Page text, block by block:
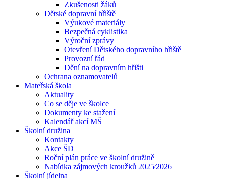
Zkušenosti žáků
Dětské dopravní hřiště
Výukové materiály
Bezpečná cyklistika
Výroční zprávy
Otevření Dětského dopravního hřiště
Provozní řád
Dění na dopravním hřišti
Ochrana oznamovatelů
Mateřská škola
Aktuality
Co se děje ve školce
Dokumenty ke stažení
Kalendář akcí MŠ
Školní družina
Kontakty
Akce ŠD
Roční plán práce ve školní družině
Nabídka zájmových kroužků 2025⁄2026
Školní jídelna